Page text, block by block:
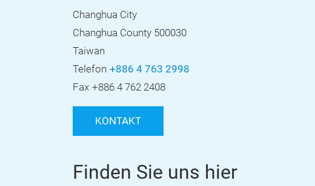
Changhua City
Changhua County 500030
Taiwan
Telefon +886 4 763 2998
Fax +886 4 762 2408
KONTAKT
Finden Sie uns hier